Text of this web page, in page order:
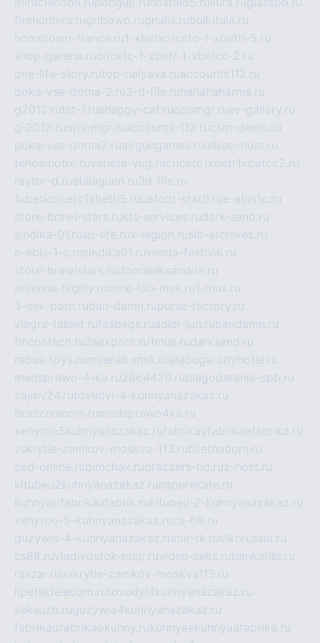
firehunters.rugribowo.rugnalis.rubulkitula.ru
hometown-france.ru1-xbeticricetc-1-xbetti-5.ru
shop-garena.rucricetc-1-xbetr-1-xbetcc-2.ru
one-life-story.rutop-halyava.ruaccounts112.ru
poka-vse-doma-2.ru3-d-file.ru hahahaharms.ru
g2012.rutst-1.rushaggy-cat.ruopsmgr.ruev-gallery.ru
g-2012.ruops-mgr.ruaccounts-112.rucsm-demo.ru
poka-vse-doma2.ruairgungames.ruallseo-host.ru
tehosmotre.ruvarieta-yug.rucricetc1xbetr1xbetcc2.ru
raytor-d.ruatillagunn.ru3d-file.ru
1xbeticricetc1xbetti5.ruuafoot-statti.rue-abis1c.ru
store-brawl-stars.rukts-services.rudark-sand.ru
sindika-01.rusp-life.rux-legion.rusib-archives.ru
e-abis-1-c.rusindika01.ruvenda-festival.ru
store-brawlstars.rudooraleksandria.ru
antenna-highly.ru mine-lab-msk.ru1-mus.ru
3-sex-porn.ruban-damn.rupurse-factory.ru
viagra-tablet.rufasbags.ruadler-jun.rubandamn.ru
fincontech.ru3sexporn.ru1mus.rudarksand.ru
rebus-toys.ru minelab-msk.rualabuga-cityhotel.ru
medsprawo-4-ka.ru2864420.rublagodarenie-spb.ru
zajmy24.rutovudyi-4-kuhnyanazakaz.ru
brazzerscom.ru medsprawo4ka.ru
xehyroo5kuhnyanazakaz.rufabrikayfabrikaefabrika.ru
vskrytie-zamkov-moskva-113.rubiletnadom.ru
zed-online.rupimchax.rubrazzers-hd.ruz-host.ru
kitubeu2kuhnyanazakaz.ru naperekate.ru
kuhnyaofabrikaufabrik.rukitubeu-2-kuhnyanazakaz.ru
xehyroo-5-kuhnyanazakaz.rucs-68.ru
guzywia-4-kuhnyanazakaz.ru mir-tk.ruvlknrussia.ru
cs68.ruvladivostok-map.ruvideo-seks.rubankaribi.ru
raszar.ruvskrytie-zamkov-moskva113.ru
lipetsktelecom.rutovudyi4kuhnyanazakaz.ru
seksuzb.ruguzywia4kuhnyanazakaz.ru
fabrikaofabrikaokuhny.rukuhnyaekuhnyaafabrika.ru